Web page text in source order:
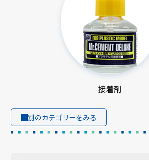
接着剤
別のカテゴリーをみる